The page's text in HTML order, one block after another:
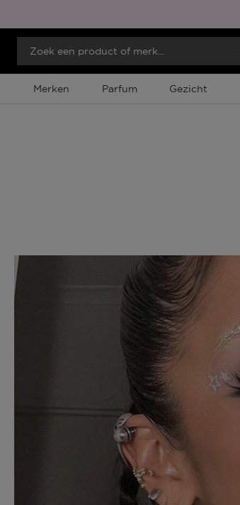
Merken Parfum Gezicht